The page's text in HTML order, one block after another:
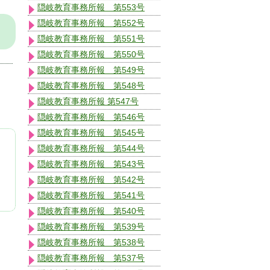
隠岐教育事務所報 第553号
隠岐教育事務所報 第552号
隠岐教育事務所報 第551号
隠岐教育事務所報 第550号
隠岐教育事務所報 第549号
隠岐教育事務所報 第548号
隠岐教育事務所報 第547号
隠岐教育事務所報 第546号
隠岐教育事務所報 第545号
隠岐教育事務所報 第544号
隠岐教育事務所報 第543号
隠岐教育事務所報 第542号
隠岐教育事務所報 第541号
隠岐教育事務所報 第540号
隠岐教育事務所報 第539号
隠岐教育事務所報 第538号
隠岐教育事務所報 第537号